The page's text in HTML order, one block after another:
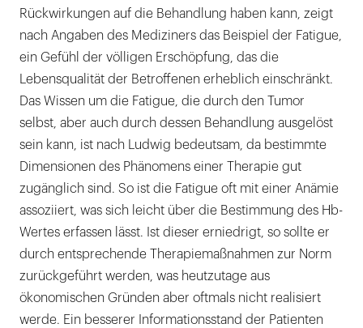
Rückwirkungen auf die Behandlung haben kann, zeigt
nach Angaben des Mediziners das Beispiel der Fatigue,
ein Gefühl der völligen Erschöpfung, das die
Lebensqualität der Betroffenen erheblich einschränkt.
Das Wissen um die Fatigue, die durch den Tumor
selbst, aber auch durch dessen Behandlung ausgelöst
sein kann, ist nach Ludwig bedeutsam, da bestimmte
Dimensionen des Phänomens einer Therapie gut
zugänglich sind. So ist die Fatigue oft mit einer Anämie
assoziiert, was sich leicht über die Bestimmung des Hb-
Wertes erfassen lässt. Ist dieser erniedrigt, so sollte er
durch entsprechende Therapiemaßnahmen zur Norm
zurückgeführt werden, was heutzutage aus
ökonomischen Gründen aber oftmals nicht realisiert
werde. Ein besserer Informationsstand der Patienten